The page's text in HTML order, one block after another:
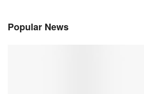
Popular News